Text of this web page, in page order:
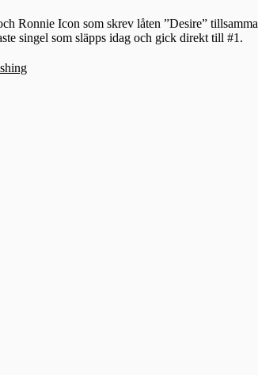
Ronnie Icon som skrev låten ”Desire”
singel som släpps idag och gick direkt till #1.